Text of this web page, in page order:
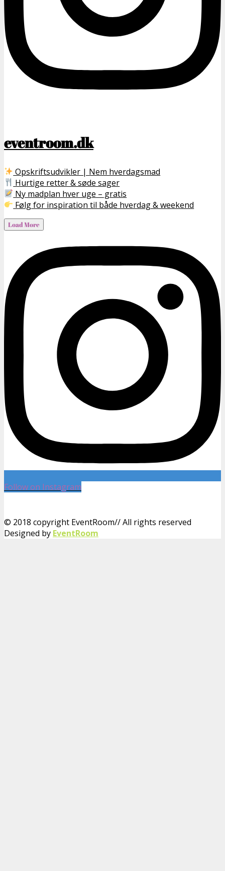
eventroom.dk
Opskriftsudvikler | Nem hverdagsmad
Hurtige retter & søde sager
Ny madplan hver uge – gratis
Følg for inspiration til både hverdag & weekend
Load More
Follow on Instagram
© 2018 copyright EventRoom// All rights reserved
Designed by EventRoom